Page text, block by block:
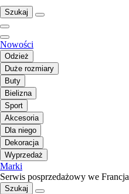
Szukaj
Nowości
Odzież
Duże rozmiary
Buty
Bielizna
Sport
Akcesoria
Dla niego
Dekoracja
Wyprzedaż
Marki
Serwis posprzedażowy we Francja
Szukaj